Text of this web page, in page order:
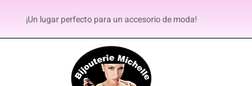
¡Un lugar perfecto para un accesorio de moda!